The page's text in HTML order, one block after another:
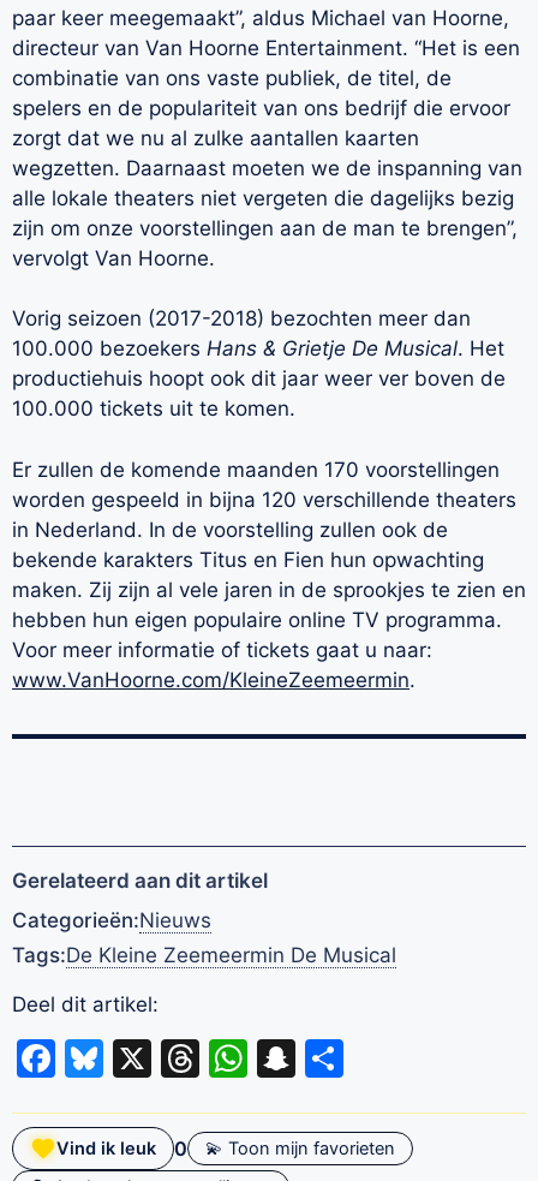
paar keer meegemaakt”, aldus Michael van Hoorne,
directeur van Van Hoorne Entertainment. “Het is een
combinatie van ons vaste publiek, de titel, de
spelers en de populariteit van ons bedrijf die ervoor
zorgt dat we nu al zulke aantallen kaarten
wegzetten. Daarnaast moeten we de inspanning van
alle lokale theaters niet vergeten die dagelijks bezig
zijn om onze voorstellingen aan de man te brengen”,
vervolgt Van Hoorne.
Vorig seizoen (2017-2018) bezochten meer dan
100.000 bezoekers Hans & Grietje De Musical. Het
productiehuis hoopt ook dit jaar weer ver boven de
100.000 tickets uit te komen.
Er zullen de komende maanden 170 voorstellingen
worden gespeeld in bijna 120 verschillende theaters
in Nederland. In de voorstelling zullen ook de
bekende karakters Titus en Fien hun opwachting
maken. Zij zijn al vele jaren in de sprookjes te zien en
hebben hun eigen populaire online TV programma.
Voor meer informatie of tickets gaat u naar:
www.VanHoorne.com/KleineZeemeermin.
Gerelateerd aan dit artikel
Categorieën:Nieuws
Tags:De Kleine Zeemeermin De Musical
Deel dit artikel:
Facebook
Bluesky
X Threads
WhatsApp
Snapchat
Vind ik leuk 0
💫 Toon mijn favorieten